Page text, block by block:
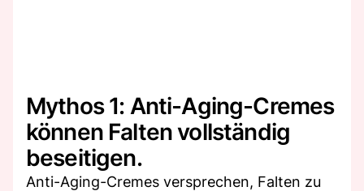
Mythos 1: Anti-Aging-Cremes
können Falten vollständig
beseitigen.
Anti-Aging-Cremes versprechen, Falten zu